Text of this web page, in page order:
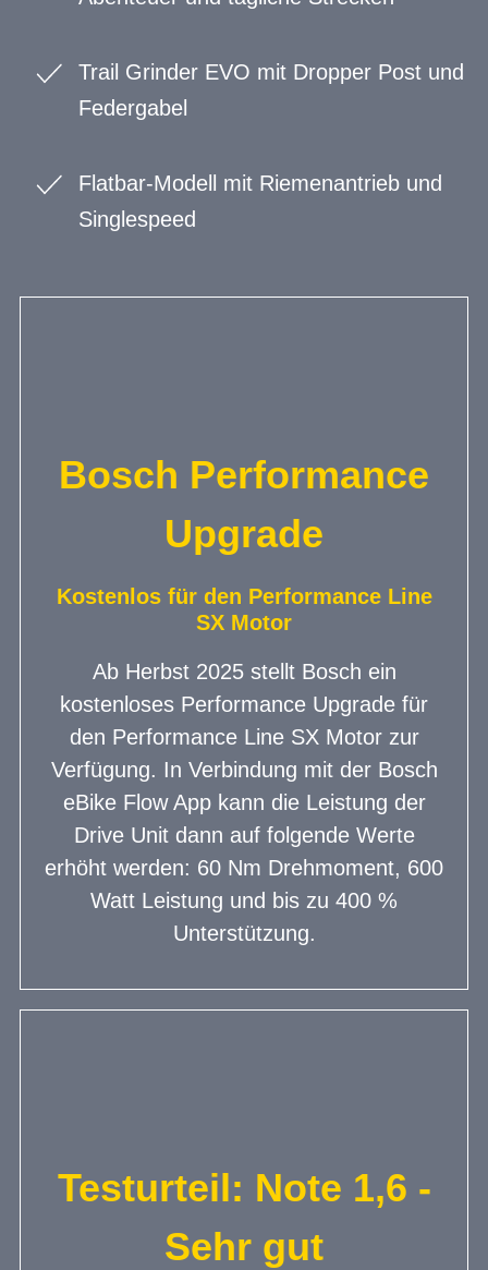
Trail Grinder EVO mit Dropper Post und
Federgabel
Flatbar-Modell mit Riemenantrieb und
Singlespeed
Bosch Performance
Upgrade
Kostenlos für den Performance Line
SX Motor
Ab Herbst 2025 stellt Bosch ein
kostenloses Performance Upgrade für
den Performance Line SX Motor zur
Verfügung. In Verbindung mit der Bosch
eBike Flow App kann die Leistung der
Drive Unit dann auf folgende Werte
erhöht werden: 60 Nm Drehmoment, 600
Watt Leistung und bis zu 400 %
Unterstützung.
Testurteil: Note 1,6 -
Sehr gut